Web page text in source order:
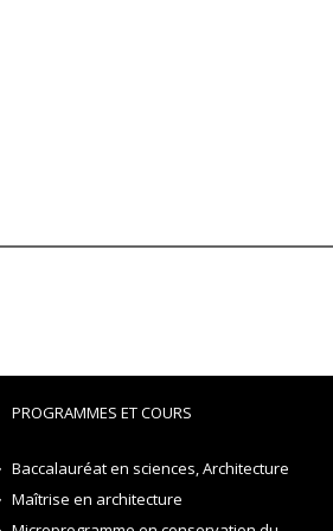
PROGRAMMES ET COURS
Baccalauréat en sciences, Architecture
Maîtrise en architecture